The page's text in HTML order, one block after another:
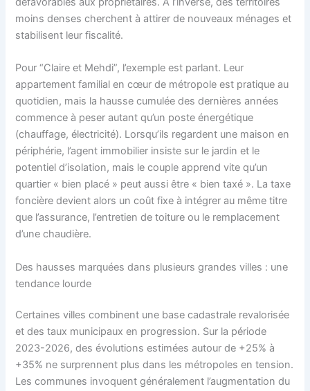
moins denses cherchent à attirer de nouveaux ménages et
stabilisent leur fiscalité.
Pour “Claire et Mehdi”, l’exemple est parlant. Leur
appartement familial en cœur de métropole est pratique au
quotidien, mais la hausse cumulée des dernières années
commence à peser autant qu’un poste énergétique
(chauffage, électricité). Lorsqu’ils regardent une maison en
périphérie, l’agent immobilier insiste sur le jardin et le
potentiel d’isolation, mais le couple apprend vite qu’un
quartier « bien placé » peut aussi être « bien taxé ». La taxe
foncière devient alors un coût fixe à intégrer au même titre
que l’assurance, l’entretien de toiture ou le remplacement
d’une chaudière.
Des hausses marquées dans plusieurs grandes villes : une
tendance lourde
Certaines villes combinent une base cadastrale revalorisée
et des taux municipaux en progression. Sur la période
2023-2026, des évolutions estimées autour de +25% à
+35% ne surprennent plus dans les métropoles en tension.
Les communes invoquent généralement l’augmentation du